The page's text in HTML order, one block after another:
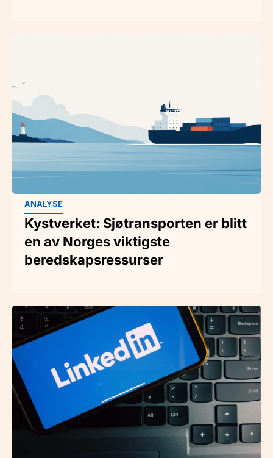
ANALYSE
Kystverket: Sjøtransporten er blitt
en av Norges viktigste
beredskapsressurser